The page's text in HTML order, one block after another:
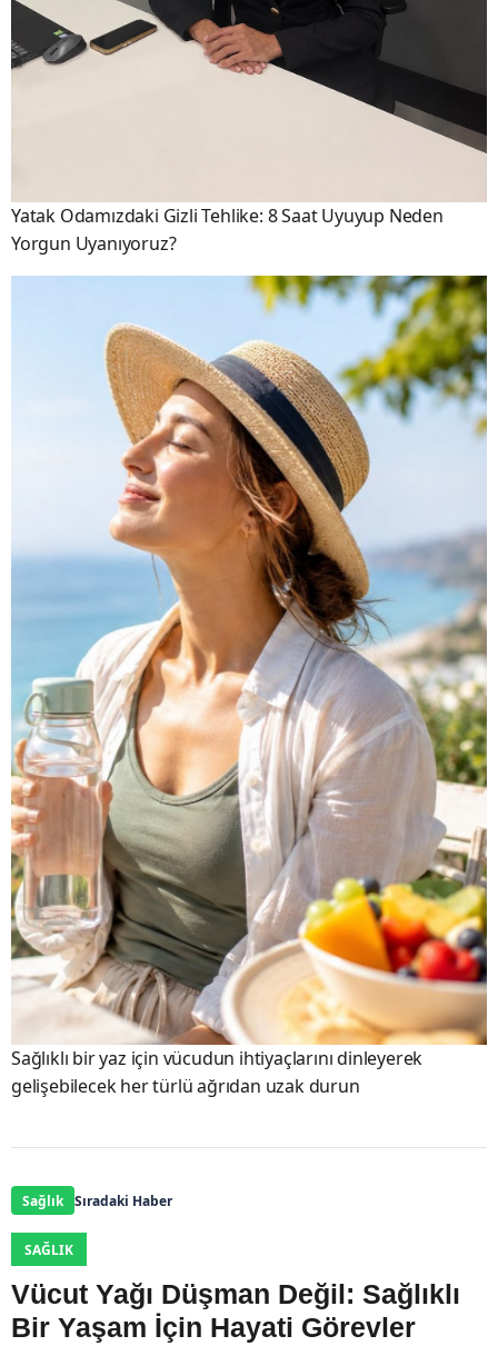
Yatak Odamızdaki Gizli Tehlike: 8 Saat Uyuyup Neden
Yorgun Uyanıyoruz?
Sağlıklı bir yaz için vücudun ihtiyaçlarını dinleyerek
gelişebilecek her türlü ağrıdan uzak durun
Sağlık Sıradaki Haber
SAĞLIK
Vücut Yağı Düşman Değil: Sağlıklı
Bir Yaşam İçin Hayati Görevler